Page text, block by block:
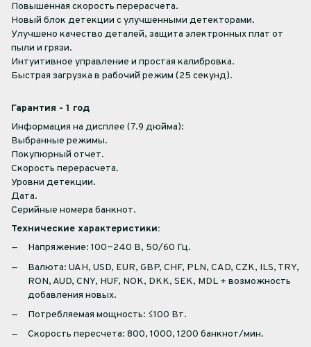
Повышенная скорость перерасчета.
Новый блок детекции с улучшенными детекторами.
Улучшено качество деталей, защита электронных плат от
пыли и грязи.
Интуитивное управление и простая калибровка.
Быстрая загрузка в рабочий режим (25 секунд).
Гарантия - 1 год
Информация на дисплее (7.9 дюйма):
Выбранные режимы.
Покупюрный отчет.
Скорость перерасчета.
Уровни детекции.
Дата.
Серийные номера банкнот.
Технические характеристики:
Напряжение: 100~240 В, 50/60 Гц.
Валюта: UAH, USD, EUR, GBP, CHF, PLN, CAD, CZK, ILS, TRY,
RON, AUD, CNY, HUF, NOK, DKK, SEK, MDL + возможность
добавления новых.
Потребляемая мощность: ≤100 Вт.
Скорость пересчета: 800, 1000, 1200 банкнот/мин.